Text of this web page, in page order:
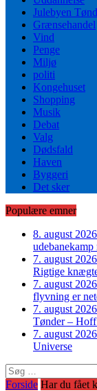
Julebyen
Grænsehandel
Vind
Penge
Miljø
politi
Kongehuset
Shopping
Musik
Debat
Valg
Dødsfald
Haven
Byggeri
Det sker
Populære emner
8. august 2026
7. august 2026
Rigtige
7. august 2026
flyvning er
7. august 2026
Tønder –
7. august 2026
Universe
Søg
efter:
Forside Har du fået